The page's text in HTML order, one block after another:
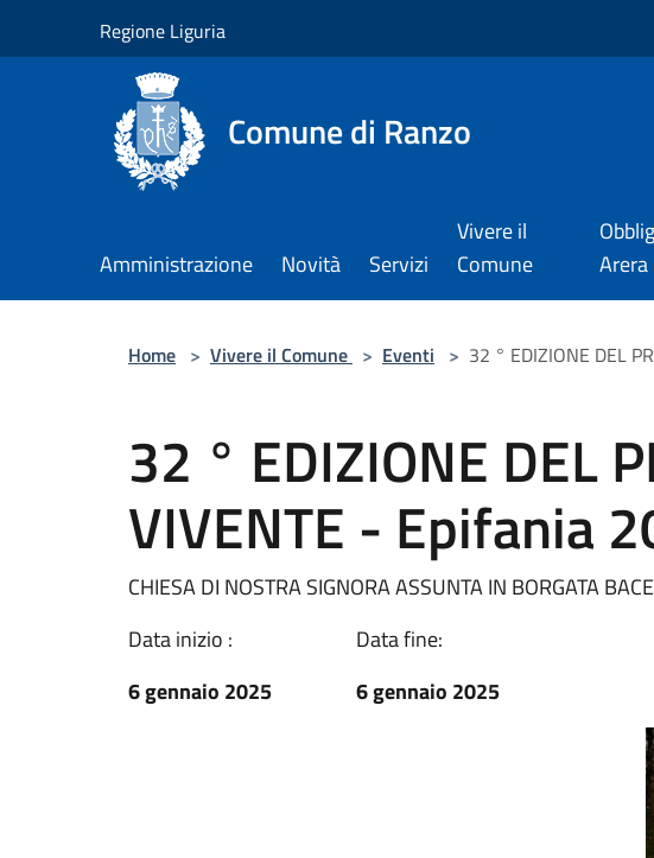
Regione Liguria
Comune di Ranzo
Amministrazione Novità Servizi
Vivere il
Comune
Arera
Home > Vivere il Comune > Eventi > 32 ° EDIZIONE DEL
32 ° EDIZIONE DEL
VIVENTE - Epifania
CHIESA DI NOSTRA SIGNORA ASSUNTA IN BORGATA
Data inizio :
6 gennaio 2025
Data fine:
6 gennaio 2025